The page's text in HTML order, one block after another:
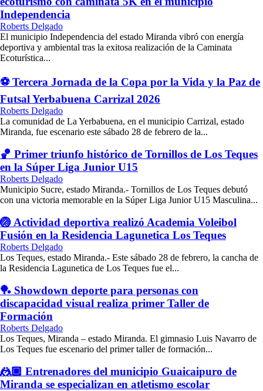
Independencia
Roberts Delgado
El municipio Independencia del estado Miranda vibró con energía
deportiva y ambiental tras la exitosa realización de la Caminata
Ecoturística...
⚽ Tercera Jornada de la Copa por la Vida y la Paz de
Futsal Yerbabuena Carrizal 2026
Roberts Delgado
La comunidad de La Yerbabuena, en el municipio Carrizal, estado
Miranda, fue escenario este sábado 28 de febrero de la...
🏀 Primer triunfo histórico de Tornillos de Los Teques
en la Súper Liga Junior U15
Roberts Delgado
Municipio Sucre, estado Miranda.- Tornillos de Los Teques debutó
con una victoria memorable en la Súper Liga Junior U15 Masculina...
🏐 Actividad deportiva realizó Academia Voleibol
Fusión en la Residencia Lagunetica Los Teques
Roberts Delgado
Los Teques, estado Miranda.- Este sábado 28 de febrero, la cancha de
la Residencia Lagunetica de Los Teques fue el...
🏓 Showdown deporte para personas con
discapacidad visual realiza primer Taller de
Formación
Roberts Delgado
Los Teques, Miranda – estado Miranda. El gimnasio Luis Navarro de
Los Teques fue escenario del primer taller de formación...
🤼🏿 Entrenadores del municipio Guaicaipuro de
Miranda se especializan en atletismo escolar